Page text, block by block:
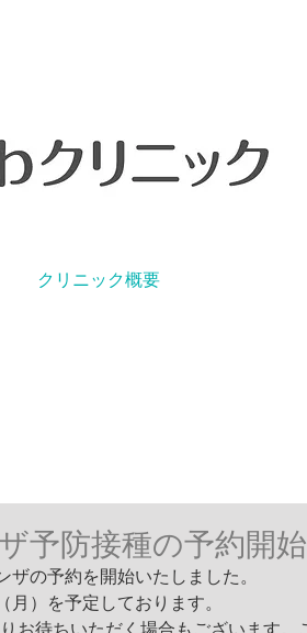
クリニック概要
予防接種の予約開始
の予約を開始いたしました。
）を予定しております。
お待ちいただく場合もございます。